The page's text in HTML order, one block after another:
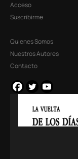
Acceso
Suscribirme
Quienes Somos
Nuestros Autores
Contacto